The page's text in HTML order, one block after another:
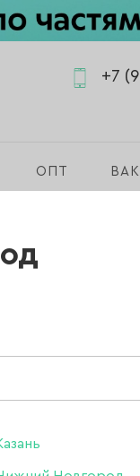
+7
ОПТ
Цена